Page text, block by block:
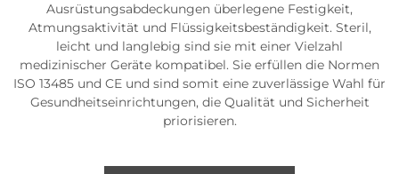
Ausrüstungsabdeckungen überlegene Festigkeit,
Atmungsaktivität und Flüssigkeitsbeständigkeit. Steril,
leicht und langlebig sind sie mit einer Vielzahl
medizinischer Geräte kompatibel. Sie erfüllen die Normen
ISO 13485 und CE und sind somit eine zuverlässige Wahl für
Gesundheitseinrichtungen, die Qualität und Sicherheit
priorisieren.